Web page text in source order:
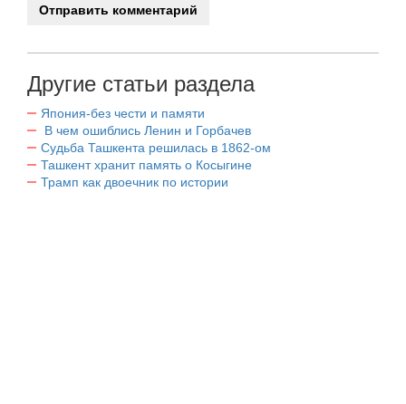
Другие статьи раздела
Япония-без чести и памяти
В чем ошиблись Ленин и Горбачев
Судьба Ташкента решилась в 1862-ом
Ташкент хранит память о Косыгине
Трамп как двоечник по истории